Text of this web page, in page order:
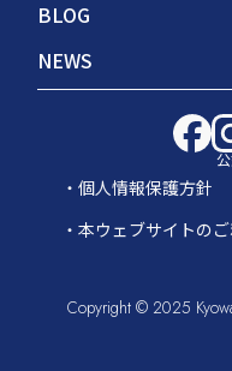
BLOG
NEWS
個人情報保護方針
本ウェブサイトの
Copyright © 2025